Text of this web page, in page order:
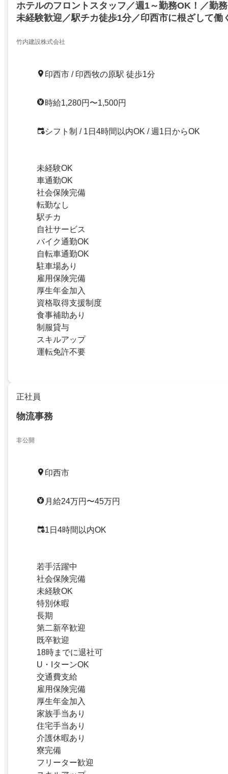
ホテルのフロントスタッフ／週1～勤務OK！／勤
未経験歓迎／駅チカ徒歩1分／印西市に根ざして働
竹内建設株式会社
印西市 / 印西牧の原駅 徒歩1分
時給1,280円〜1,500円
シフト制 / 1日4時間以内OK / 週1日からOK
未経験OK
車通勤OK
社会保険完備
転勤なし
駅チカ
自社サービス
バイク通勤OK
自転車通勤OK
駐車場あり
雇用保険完備
厚生年金加入
資格取得支援制度
食事補助あり
制服貸与
スキルアップ
運転免許不要
正社員
物流事務
非公開
印西市
月給24万円〜45万円
1日4時間以内OK
若手活躍中
社会保険完備
未経験OK
特別休暇
長期
第二新卒歓迎
既卒歓迎
18時までに退社可
U・IターンOK
交通費支給
雇用保険完備
厚生年金加入
家族手当あり
住宅手当あり
介護休暇あり
寮完備
フリーター歓迎